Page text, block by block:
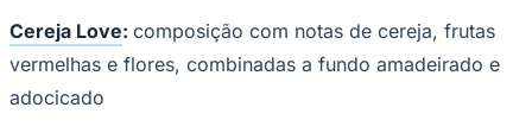
Cereja Love: composição com notas de cereja, frutas
vermelhas e flores, combinadas a fundo amadeirado e
adocicado